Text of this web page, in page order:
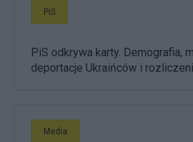
PiS
PiS odkrywa karty. Demografia,
deportacje Ukraińców i
Media